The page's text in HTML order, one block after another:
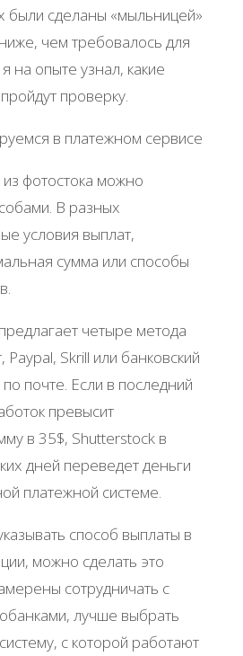
были сделаны «мыльницей»
чем требовалось для
на опыте узнал, какие
проверку.
в платежном сервисе
фотостока можно
В разных
условия выплат,
сумма или способы
четыре метода
Paypal, Skrill или банковский
почте. Если в последний
превысит
в 35$, Shutterstock в
дней переведет деньги
платежной системе.
способ выплаты в
можно сделать это
сотрудничать с
лучше выбрать
с которой работают